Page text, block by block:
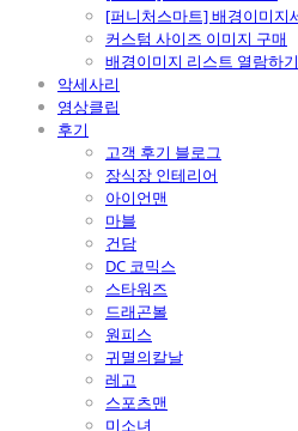
[퍼니처스마트] 배경이미지
커스텀 사이즈 이미지 구매
배경이미지 리스트 열람하기
악세사리
영상클립
후기
고객 후기 블로그
장식장 인테리어
아이언맨
마블
건담
DC 코믹스
스타워즈
드래곤볼
원피스
귀멸의칼날
레고
스포츠맨
미소녀